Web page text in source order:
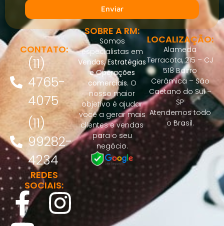
Enviar
SOBRE A RM:
Somos
especialistas em
Vendas, Estratégias
e Operações
comerciais. O
nosso maior
objetivo é ajudar
você a gerar mais
clientes e vendas
para o seu
negócio.
LOCALIZAÇÃO:
Alameda
Terracota, 215 – CJ
518 Bairro
Cerâmica – São
Caetano do Sul –
SP
Atendemos todo
o Brasil.
CONTATO:
(11)
4765-
4075
(11)
99282-
4234
REDES
SOCIAIS: